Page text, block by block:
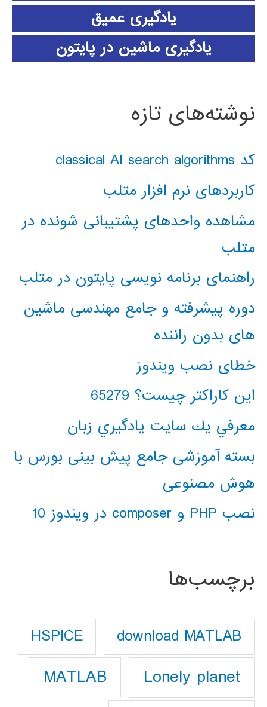
یادگیری عمیق
یادگیری ماشین در پایتون
نوشته‌های تازه
کد classical AI search algorithms
کاربردهای نرم افزار متلب
مشاهده واحدهای پشتیبانی شونده در
متلب
راهنمای برنامه نویسی پایتون در متلب
دوره پیشرفته و جامع مهندسی ماشین
های بدون راننده
خطای نصب ویندوز
این کاراکتر چیست؟ 65279
معرفي يك سايت يادگيري زبان
بسته آموزشی جامع پیش بینی بورس با
هوش مصنوعی
نصب PHP و composer در ویندوز 10
برچسب‌ها
download MATLAB
HSPICE
Lonely planet
MATLAB